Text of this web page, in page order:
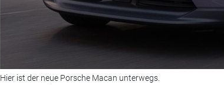
Hier ist der neue Porsche Macan unterwegs.